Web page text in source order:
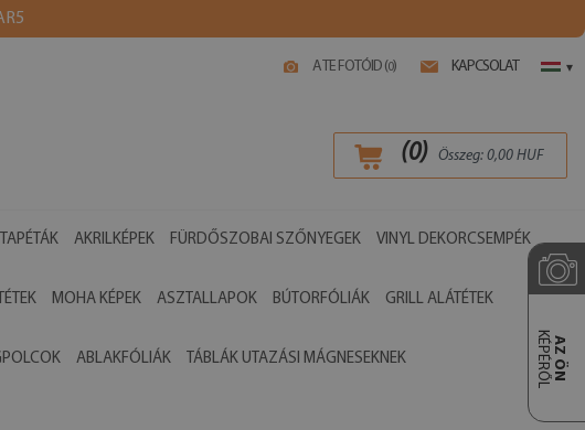
A TE FOTÓID (0) KAPCSOLAT ▾
(0) Összeg: 0,00 HUF
AKRILKÉPEK FÜRDŐSZOBAI SZŐNYEGEK VINYL DEKORCSEMPÉK
MOHA KÉPEK ASZTALLAPOK BÚTORFÓLIÁK GRILL ALÁTÉTEK
ABLAKFÓLIÁK TÁBLÁK UTAZÁSI MÁGNESEKNEK AZ ÖN
KÉPÉRŐL